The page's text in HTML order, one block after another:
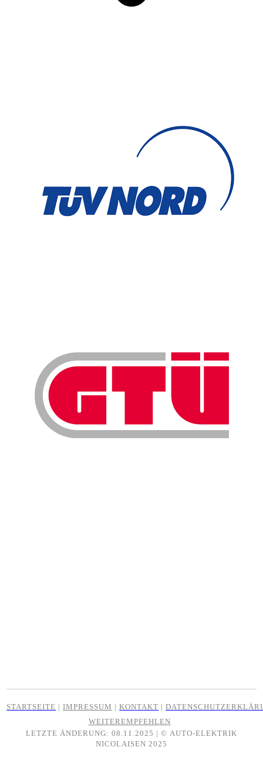
STARTSEITE |IMPRESSUM |KONTAKT |
WEITEREMPFEHLEN
LETZTE ÄNDERUNG: 08.11.2025 | © AUTO-ELEKTRIK
NICOLAISEN 2025